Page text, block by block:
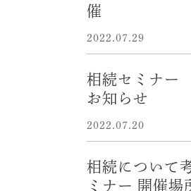
催
2022.07.29
相続セミナー
お知らせ
2022.07.20
相続について
ミナー 開催場